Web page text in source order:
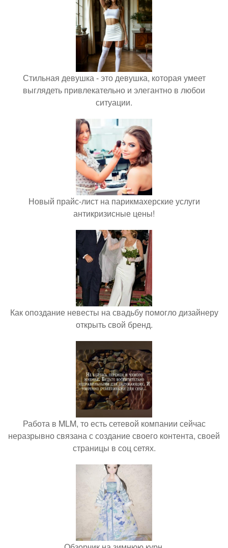
Стильная девушка - это девушка, которая умеет
выглядеть привлекательно и элегантно в любои
ситуации.
Новый прайс-лист на парикмахерские услуги
антикризисные цены!
Как опоздание невесты на свадьбу помогло дизайнеру
открыть свой бренд.
Работа в MLM, то есть сетевой компании сейчас
неразрывно связана с создание своего контента, своей
страницы в соц сетях.